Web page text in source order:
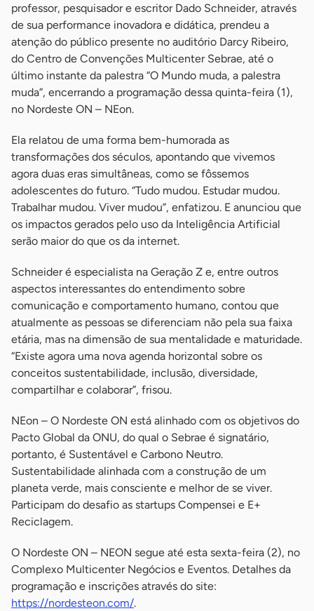
professor, pesquisador e escritor Dado Schneider, através
de sua performance inovadora e didática, prendeu a
atenção do público presente no auditório Darcy Ribeiro,
do Centro de Convenções Multicenter Sebrae, até o
último instante da palestra “O Mundo muda, a palestra
muda”, encerrando a programação dessa quinta-feira (1),
no Nordeste ON – NEon.
Ela relatou de uma forma bem-humorada as
transformações dos séculos, apontando que vivemos
agora duas eras simultâneas, como se fôssemos
adolescentes do futuro. “Tudo mudou. Estudar mudou.
Trabalhar mudou. Viver mudou”, enfatizou. E anunciou que
os impactos gerados pelo uso da Inteligência Artificial
serão maior do que os da internet.
Schneider é especialista na Geração Z e, entre outros
aspectos interessantes do entendimento sobre
comunicação e comportamento humano, contou que
atualmente as pessoas se diferenciam não pela sua faixa
etária, mas na dimensão de sua mentalidade e maturidade.
“Existe agora uma nova agenda horizontal sobre os
conceitos sustentabilidade, inclusão, diversidade,
compartilhar e colaborar”, frisou.
NEon – O Nordeste ON está alinhado com os objetivos do
Pacto Global da ONU, do qual o Sebrae é signatário,
portanto, é Sustentável e Carbono Neutro.
Sustentabilidade alinhada com a construção de um
planeta verde, mais consciente e melhor de se viver.
Participam do desafio as startups Compensei e E+
Reciclagem.
O Nordeste ON – NEON segue até esta sexta-feira (2), no
Complexo Multicenter Negócios e Eventos. Detalhes da
programação e inscrições através do site:
https://nordesteon.com/.